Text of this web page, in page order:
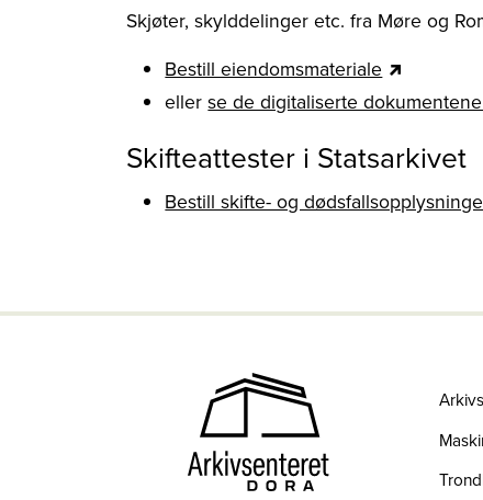
Skjøter, skylddelinger etc. fra Møre og
Bestill eiendomsmateriale
ellerse de digitaliserte
Skifteattester i Statsarkivet
Bestill skifte- og